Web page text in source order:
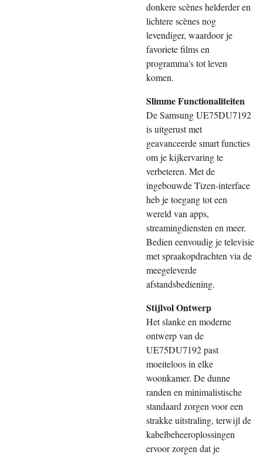
donkere scènes helderder en
lichtere scènes nog
levendiger, waardoor je
favoriete films en
programma's tot leven
komen.
Slimme Functionaliteiten
De Samsung UE75DU7192
is uitgerust met
geavanceerde smart functies
om je kijkervaring te
verbeteren. Met de
ingebouwde Tizen-interface
heb je toegang tot een
wereld van apps,
streamingdiensten en meer.
Bedien eenvoudig je televisie
met spraakopdrachten via de
meegeleverde
afstandsbediening.
Stijlvol Ontwerp
Het slanke en moderne
ontwerp van de
UE75DU7192 past
moeiteloos in elke
woonkamer. De dunne
randen en minimalistische
standaard zorgen voor een
strakke uitstraling, terwijl de
kabelbeheeroplossingen
ervoor zorgen dat je